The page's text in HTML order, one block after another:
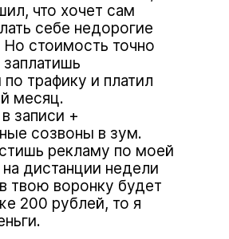
что хочет сам
себе недорогие
Но стоимость точно
трафику и платил
месяц.
записи +
созвоны в зум.
рекламу по моей
дистанции недели
твою воронку будет
200 рублей, то я